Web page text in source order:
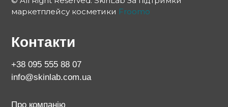
маркетплейсу косметики Froomo
Контакти
+38 095 555 88 07
info@skinlab.com.ua
Про компанію